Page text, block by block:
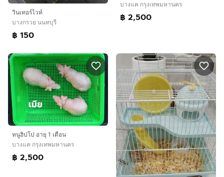
วินเทอร์ไวท์
บางกรวย นนทบุรี
฿ 150
บางแค กรุงเทพมหานคร
฿ 2,500
หนูฮิปโป อายุ 1 เดือน
บางแค กรุงเทพมหานคร
฿ 2,500